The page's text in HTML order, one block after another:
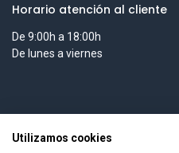
Horario atención al cliente
De 9:00h a 18:00h
De lunes a viernes
Utilizamos cookies